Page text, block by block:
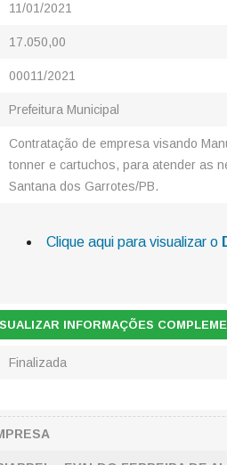
11/01/2021
17.050,00
00011/2021
Prefeitura Municipal
Contratação de empresa visando
tonner e cartuchos, para atender as
Santana dos Garrotes/PB.
Clique aqui para visualizar o
INFORMAÇÕES
Finalizada